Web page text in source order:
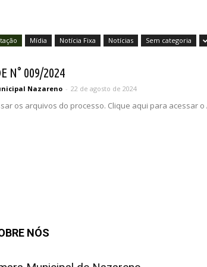
Mídia Notícia Fixa Notícias Sem categoria
N° 009/2024
Nazareno - 22 de agosto de 2024
os arquivos do processo. Clique aqui para acessar
NÓS